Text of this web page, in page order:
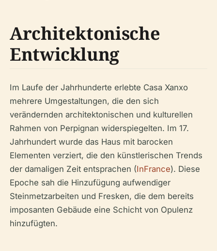
Architektonische
Entwicklung
Im Laufe der Jahrhunderte erlebte Casa Xanxo
mehrere Umgestaltungen, die den sich
verändernden architektonischen und kulturellen
Rahmen von Perpignan widerspiegelten. Im 17.
Jahrhundert wurde das Haus mit barocken
Elementen verziert, die den künstlerischen Trends
der damaligen Zeit entsprachen (InFrance). Diese
Epoche sah die Hinzufügung aufwendiger
Steinmetzarbeiten und Fresken, die dem bereits
imposanten Gebäude eine Schicht von Opulenz
hinzufügten.